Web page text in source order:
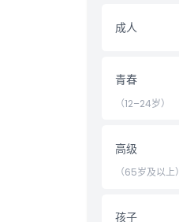
成人
青春
（12–24岁）
高级
（65岁及以上）
孩子